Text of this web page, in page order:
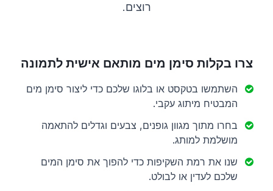
רוצים.
צרו בקלות סימן מים מותאם אישית לתמונה
השתמשו בטקסט או בלוגו שלכם כדי ליצור סימן מים
המבטיח מיתוג עקבי.
בחרו מתוך מגוון גופנים, צבעים וגדלים להתאמה
מושלמת למותג.
שנו את רמת השקיפות כדי להפוך את סימן המים
שלכם לעדין או לבולט.